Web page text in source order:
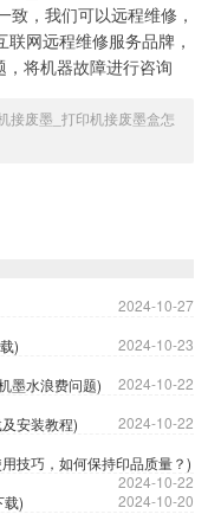
，我们可以远程维修，
网远程维修服务品牌，
将机器故障进行咨询
接废墨_打印机接废墨盒怎
2024-10-27
)
2024-10-23
墨水浪费问题)
2024-10-22
安装教程)
2024-10-22
技巧，如何保持印品质量？)
2024-10-22
载)
2024-10-20